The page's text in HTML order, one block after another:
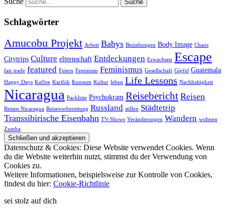
Schlagwörter
Amucobu Projekt Arbeit Babys Beziehungen Body Image Chaos
Citytrips Culture elternschaft Entdeckungen Erwachsen Escape
fair trade featured Feiern Feminism Feminismus Gesellschaft Gipfel Guatemala
Happy Days Kaffee Karibik Konsum Kultur leben Life Lessons Nachhaltigkeit
Nicaragua Packliste Psychokram Reisebericht Reisen
Reisen Nicaragua Reisevorbereitung Russland stillen Städtetrip
Transsibirische Eisenbahn TV-Shows Veränderungen Wandern wohnen
Zumba
Datenschutz & Cookies: Diese Website verwendet Cookies. Wenn
du die Website weiterhin nutzt, stimmst du der Verwendung von
Cookies zu.
Weitere Informationen, beispielsweise zur Kontrolle von Cookies,
findest du hier: Cookie-Richtlinie
sei stolz auf dich